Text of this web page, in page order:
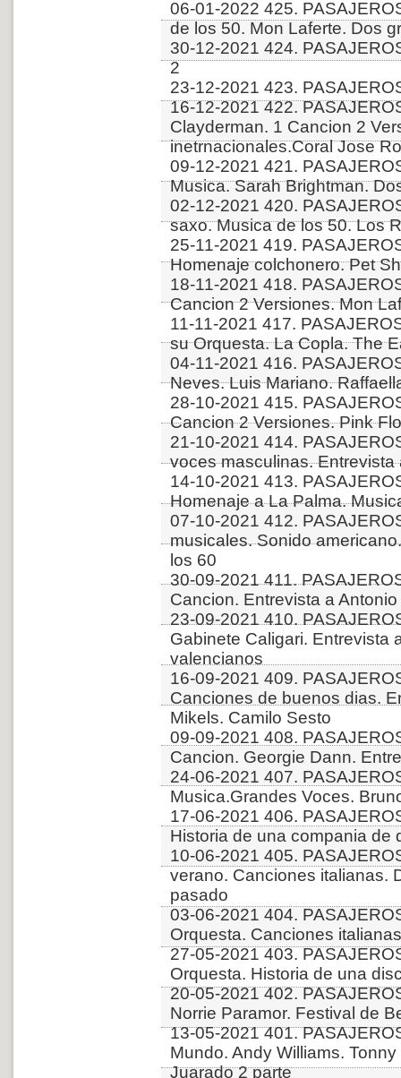
06-01-2022 425.
de los 50. Mon Laferte. Dos
30-12-2021 424.
2
23-12-2021 423.
16-12-2021 422.
Clayderman. 1 Cancion 2
inetrnacionales.Coral Jose
09-12-2021 421.
Musica. Sarah Brightman.
02-12-2021 420.
saxo. Musica de los 50. Los
25-11-2021 419.
Homenaje colchonero. Pet
18-11-2021 418.
Cancion 2 Versiones. Mon
11-11-2021 417.
su Orquesta. La Copla. The
04-11-2021 416.
Neves. Luis Mariano.
28-10-2021 415.
Cancion 2 Versiones. Pink
21-10-2021 414.
voces masculinas.
14-10-2021 413.
Homenaje a La Palma.
07-10-2021 412.
musicales. Sonido
los 60
30-09-2021 411.
Cancion. Entrevista a
23-09-2021 410.
Gabinete Caligari. Entrevista
valencianos
16-09-2021 409.
Canciones de buenos dias.
Mikels. Camilo Sesto
09-09-2021 408.
Cancion. Georgie Dann.
24-06-2021 407.
Musica.Grandes Voces.
17-06-2021 406.
Historia de una compania de
10-06-2021 405.
verano. Canciones italianas.
pasado
03-06-2021 404.
Orquesta. Canciones
27-05-2021 403.
Orquesta. Historia de una
20-05-2021 402.
Norrie Paramor. Festival de
13-05-2021 401.
Mundo. Andy Williams.
Juarado 2 parte